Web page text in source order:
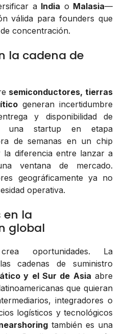
a India o Malasia—
válida para founders que
concentración.
la cadena de
semiconductores, tierras
generan incertidumbre
y disponibilidad de
una startup en etapa
de semanas en un chip
la diferencia entre lanzar a
ventana de mercado.
geográficamente ya no
operativa.
en la
global
oportunidades. La
cadenas de suministro
y el Sur de Asia abre
que quieran
integradores o
logísticos y tecnológicos
también es una